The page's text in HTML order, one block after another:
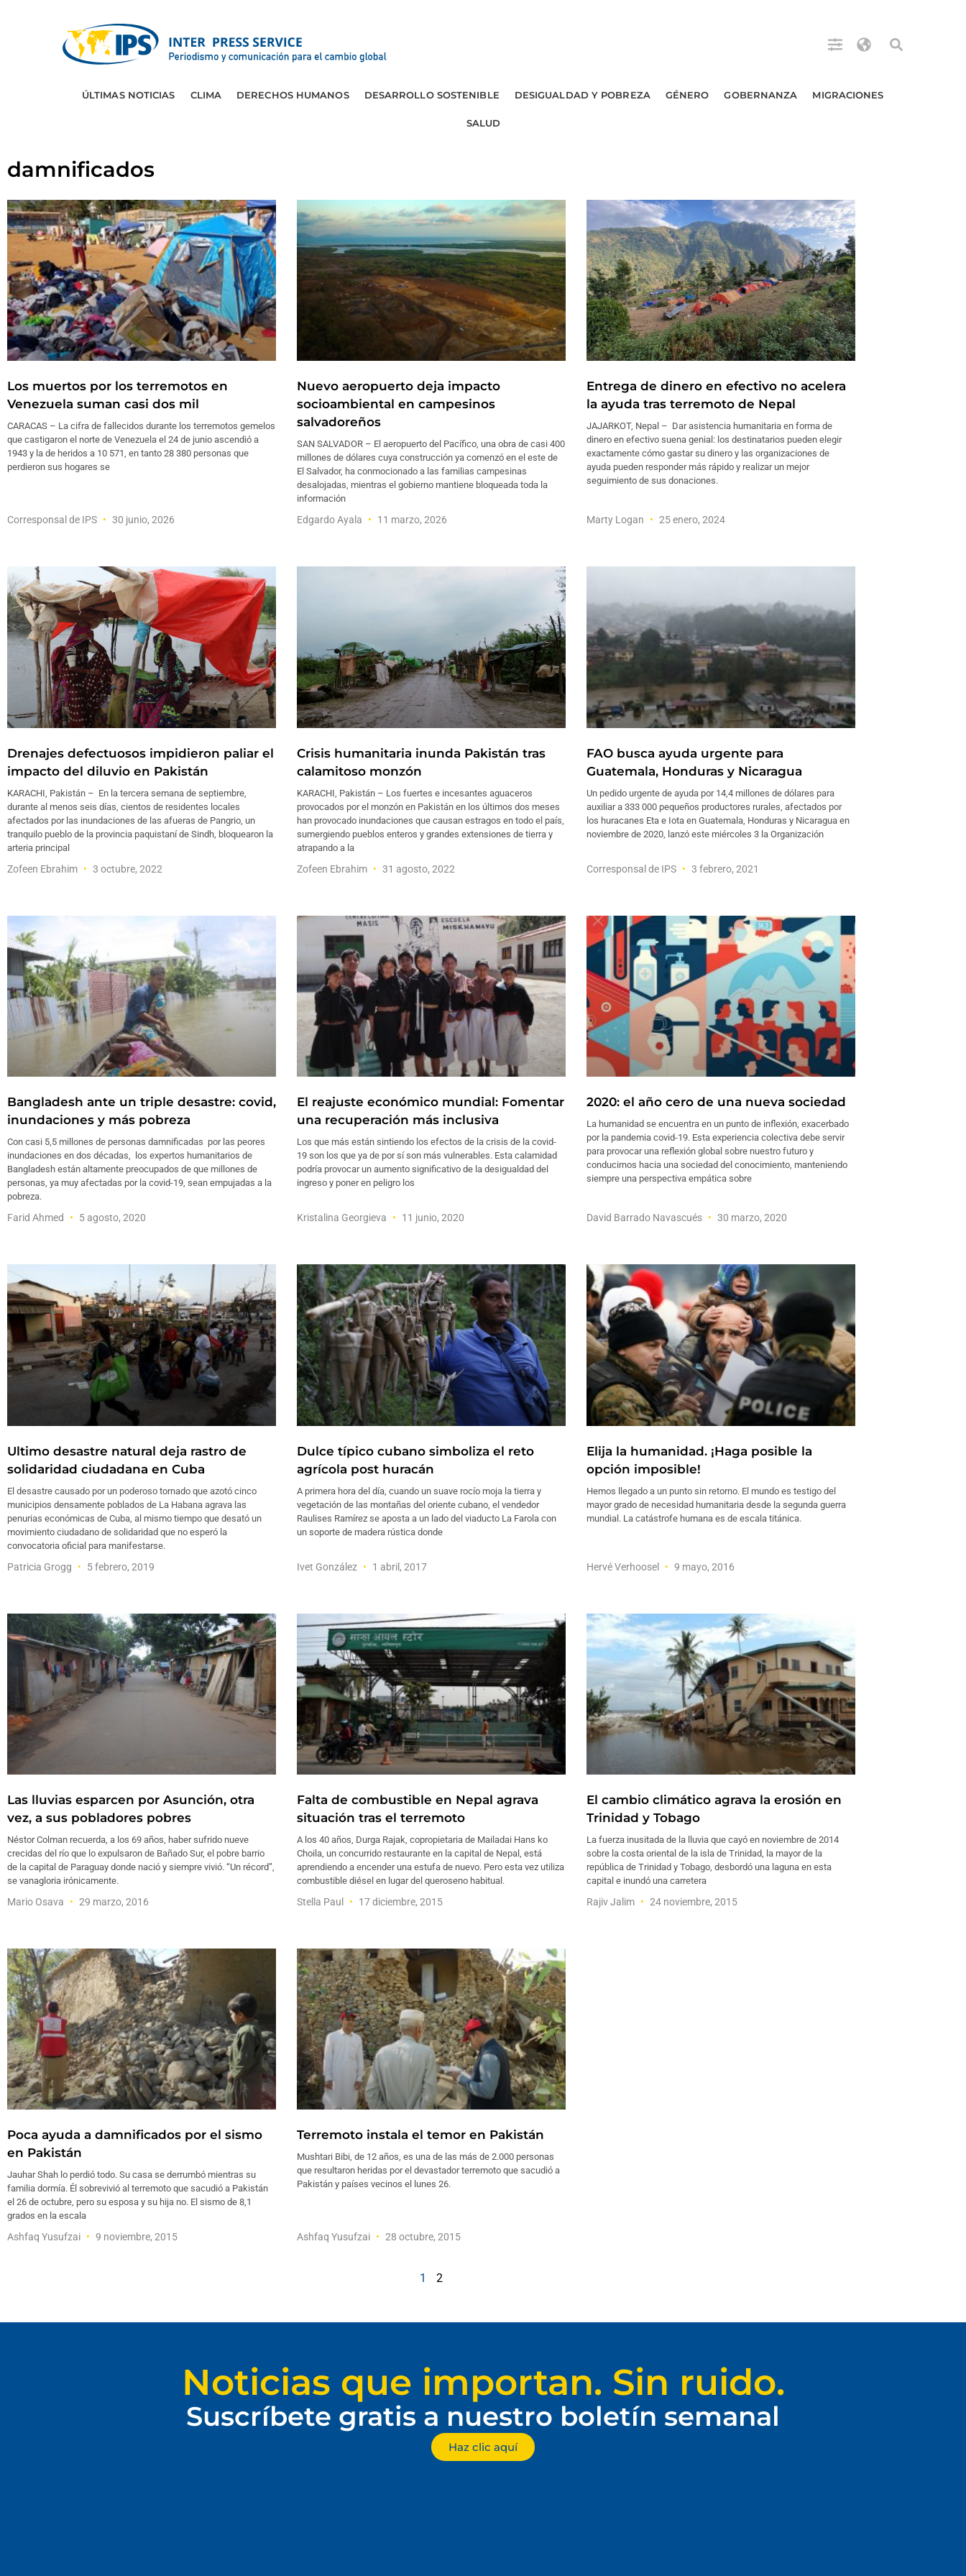
ÚLTIMAS NOTICIAS CLIMA DERECHOS HUMANOS DESARROLLO SOSTENIBLE DESIGUALDAD Y POBREZA GÉNERO GOBERNANZA MIGRACIONES
SALUD
damnificados
Los muertos por los terremotos en
Venezuela suman casi dos mil
CARACAS – La cifra de fallecidos durante los terremotos gemelos
que castigaron el norte de Venezuela el 24 de junio ascendió a
1943 y la de heridos a 10 571, en tanto 28 380 personas que
perdieron sus hogares se
Corresponsal de IPS 30 junio, 2026
Nuevo aeropuerto deja impacto
socioambiental en campesinos
salvadoreños
SAN SALVADOR – El aeropuerto del Pacífico, una obra de casi 400
millones de dólares cuya construcción ya comenzó en el este de
El Salvador, ha conmocionado a las familias campesinas
desalojadas, mientras el gobierno mantiene bloqueada toda la
información
Edgardo Ayala 11 marzo, 2026
Entrega de dinero en efectivo no acelera
la ayuda tras terremoto de Nepal
JAJARKOT, Nepal – Dar asistencia humanitaria en forma de
dinero en efectivo suena genial: los destinatarios pueden elegir
exactamente cómo gastar su dinero y las organizaciones de
ayuda pueden responder más rápido y realizar un mejor
seguimiento de sus donaciones.
Marty Logan 25 enero, 2024
Drenajes defectuosos impidieron paliar el
impacto del diluvio en Pakistán
KARACHI, Pakistán – En la tercera semana de septiembre,
durante al menos seis días, cientos de residentes locales
afectados por las inundaciones de las afueras de Pangrio, un
tranquilo pueblo de la provincia paquistaní de Sindh, bloquearon la
arteria principal
Zofeen Ebrahim 3 octubre, 2022
Crisis humanitaria inunda Pakistán tras
calamitoso monzón
KARACHI, Pakistán – Los fuertes e incesantes aguaceros
provocados por el monzón en Pakistán en los últimos dos meses
han provocado inundaciones que causan estragos en todo el país,
sumergiendo pueblos enteros y grandes extensiones de tierra y
atrapando a la
Zofeen Ebrahim 31 agosto, 2022
FAO busca ayuda urgente para
Guatemala, Honduras y Nicaragua
Un pedido urgente de ayuda por 14,4 millones de dólares para
auxiliar a 333 000 pequeños productores rurales, afectados por
los huracanes Eta e Iota en Guatemala, Honduras y Nicaragua en
noviembre de 2020, lanzó este miércoles 3 la Organización
Corresponsal de IPS 3 febrero, 2021
Bangladesh ante un triple desastre: covid,
inundaciones y más pobreza
Con casi 5,5 millones de personas damnificadas por las peores
inundaciones en dos décadas, los expertos humanitarios de
Bangladesh están altamente preocupados de que millones de
personas, ya muy afectadas por la covid-19, sean empujadas a la
pobreza.
Farid Ahmed 5 agosto, 2020
El reajuste económico mundial: Fomentar
una recuperación más inclusiva
Los que más están sintiendo los efectos de la crisis de la covid-
19 son los que ya de por sí son más vulnerables. Esta calamidad
podría provocar un aumento significativo de la desigualdad del
ingreso y poner en peligro los
Kristalina Georgieva 11 junio, 2020
2020: el año cero de una nueva sociedad
La humanidad se encuentra en un punto de inflexión, exacerbado
por la pandemia covid-19. Esta experiencia colectiva debe servir
para provocar una reflexión global sobre nuestro futuro y
conducirnos hacia una sociedad del conocimiento, manteniendo
siempre una perspectiva empática sobre
David Barrado Navascués 30 marzo, 2020
Ultimo desastre natural deja rastro de
solidaridad ciudadana en Cuba
El desastre causado por un poderoso tornado que azotó cinco
municipios densamente poblados de La Habana agrava las
penurias económicas de Cuba, al mismo tiempo que desató un
movimiento ciudadano de solidaridad que no esperó la
convocatoria oficial para manifestarse.
Patricia Grogg 5 febrero, 2019
Dulce típico cubano simboliza el reto
agrícola post huracán
A primera hora del día, cuando un suave rocío moja la tierra y
vegetación de las montañas del oriente cubano, el vendedor
Raulises Ramírez se aposta a un lado del viaducto La Farola con
un soporte de madera rústica donde
Ivet González 1 abril, 2017
Elija la humanidad. ¡Haga posible la
opción imposible!
Hemos llegado a un punto sin retorno. El mundo es testigo del
mayor grado de necesidad humanitaria desde la segunda guerra
mundial. La catástrofe humana es de escala titánica.
Hervé Verhoosel 9 mayo, 2016
Las lluvias esparcen por Asunción, otra
vez, a sus pobladores pobres
Néstor Colman recuerda, a los 69 años, haber sufrido nueve
crecidas del río que lo expulsaron de Bañado Sur, el pobre barrio
de la capital de Paraguay donde nació y siempre vivió. “Un récord”,
se vanagloria irónicamente.
Mario Osava 29 marzo, 2016
Falta de combustible en Nepal agrava
situación tras el terremoto
A los 40 años, Durga Rajak, copropietaria de Mailadai Hans ko
Choila, un concurrido restaurante en la capital de Nepal, está
aprendiendo a encender una estufa de nuevo. Pero esta vez utiliza
combustible diésel en lugar del queroseno habitual.
Stella Paul 17 diciembre, 2015
El cambio climático agrava la erosión en
Trinidad y Tobago
La fuerza inusitada de la lluvia que cayó en noviembre de 2014
sobre la costa oriental de la isla de Trinidad, la mayor de la
república de Trinidad y Tobago, desbordó una laguna en esta
capital e inundó una carretera
Rajiv Jalim 24 noviembre, 2015
Poca ayuda a damnificados por el sismo
en Pakistán
Jauhar Shah lo perdió todo. Su casa se derrumbó mientras su
familia dormía. Él sobrevivió al terremoto que sacudió a Pakistán
el 26 de octubre, pero su esposa y su hija no. El sismo de 8,1
grados en la escala
Ashfaq Yusufzai 9 noviembre, 2015
Terremoto instala el temor en Pakistán
Mushtari Bibi, de 12 años, es una de las más de 2.000 personas
que resultaron heridas por el devastador terremoto que sacudió a
Pakistán y países vecinos el lunes 26.
Ashfaq Yusufzai 28 octubre, 2015
1 2
Noticias que importan. Sin ruido.
Suscríbete gratis a nuestro boletín semanal
Haz clic aquí